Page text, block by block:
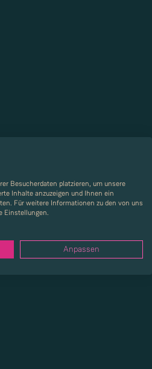
Besucherdaten platzieren, um unsere
Inhalte anzuzeigen und Ihnen ein
Für weitere Informationen zu den von uns
Einstellungen.
Anpassen